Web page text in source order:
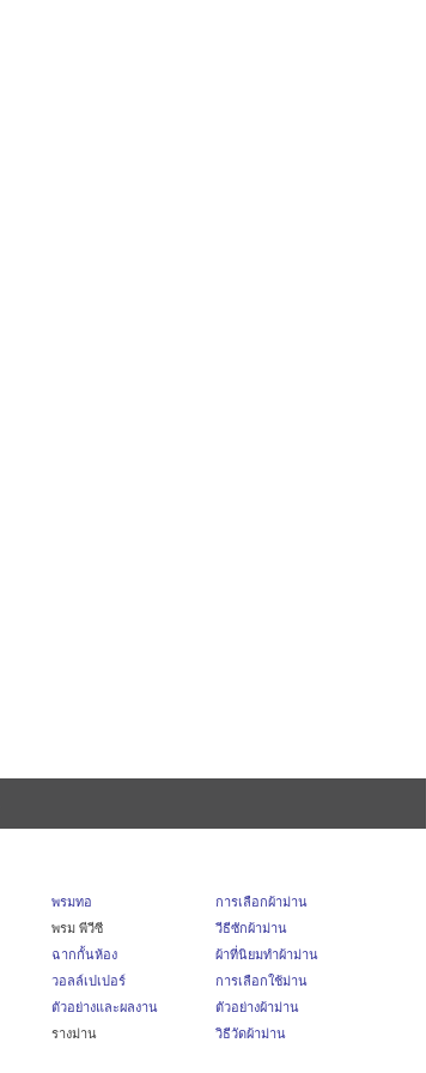
พรมทอ
การเลือกผ้าม่าน
พรม พีวีซี
วีธีซักผ้าม่าน
ฉากกั้นห้อง
ผ้าที่นิยมทำผ้าม่าน
วอลล์เปเปอร์
การเลือกใช้ม่าน
ตัวอย่างและผลงาน
ตัวอย่างผ้าม่าน
รางม่าน วิธีวัดผ้าม่าน